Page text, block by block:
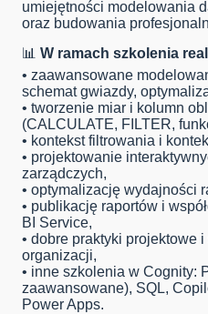
umiejętności modelowania
oraz budowania
📊 W ramach szkolenia
• zaawansowane
schemat gwiazdy,
• tworzenie miar i kolumn
(CALCULATE, FILTER,
• kontekst filtrowania i
• projektowanie
zarządczych,
• optymalizację wydajności
• publikację raportów i
BI Service,
• dobre praktyki projektowe
organizacji,
• inne szkolenia w Cognity:
zaawansowane), SQL,
Power Apps.